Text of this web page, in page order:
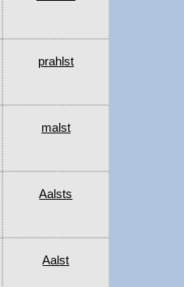
prahlst
malst
Aalsts
Aalst